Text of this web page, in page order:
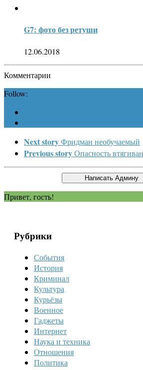
G7: фото без ретуши
12.06.2018
Комментарии
Follow:
Next storyФридман необучаемый
Previous storyОпасность
Привет, гость!
Рубрики
События
История
Криминал
Культура
Курьёзы
Военное
Гаджеты
Интернет
Наука и техника
Отношения
Политика